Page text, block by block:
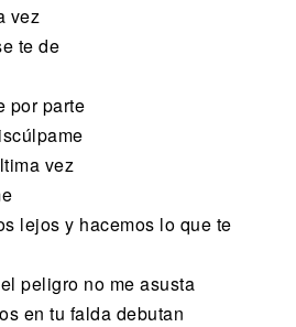
vez
te de
por parte
vez
lejos y hacemos lo que te
peligro no me asusta
en tu falda debutan